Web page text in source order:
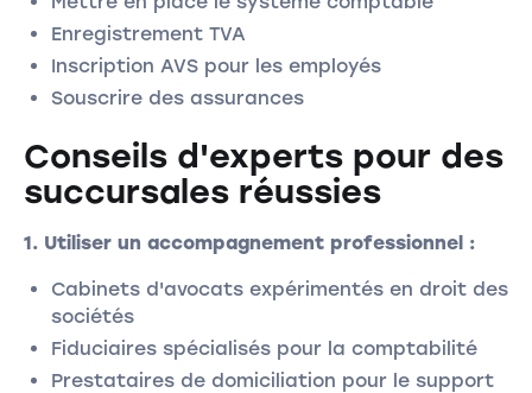
Enregistrement TVA
Inscription AVS pour les employés
Souscrire des assurances
Conseils d'experts pour des
succursales réussies
1. Utiliser un accompagnement professionnel :
Cabinets d'avocats expérimentés en droit des
sociétés
Fiduciaires spécialisés pour la comptabilité
Prestataires de domiciliation pour le support